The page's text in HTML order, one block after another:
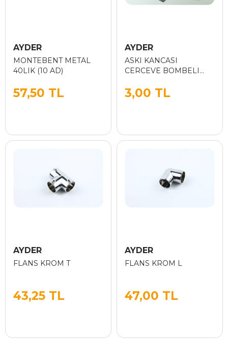
AYDER
MONTEBENT METAL
40LIK (10 AD)
57,50 TL
AYDER
ASKI KANCASI
CERCEVE BOMBELI
3,00 TL
AYDER
FLANS KROM T
43,25 TL
AYDER
FLANS KROM L
47,00 TL